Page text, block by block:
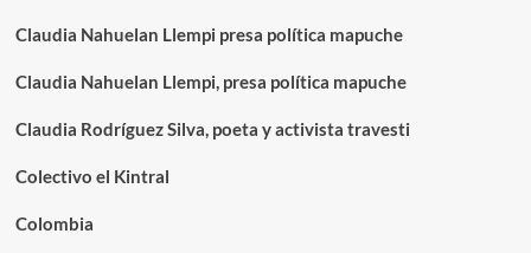
Claudia Nahuelan Llempi presa política mapuche
Claudia Nahuelan Llempi, presa política mapuche
Claudia Rodríguez Silva, poeta y activista travesti
Colectivo el Kintral
Colombia